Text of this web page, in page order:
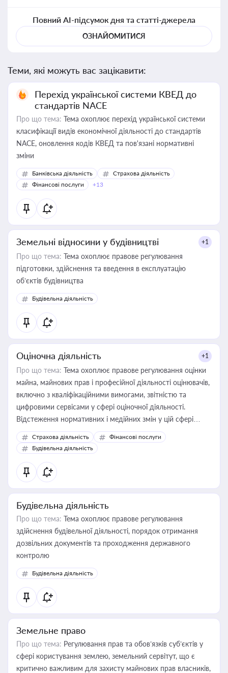
Повний AI-підсумок дня та статті-джерела
ОЗНАЙОМИТИСЯ
Теми, які можуть вас зацікавити:
Перехід української системи КВЕД до
стандартів NACE
Про що тема: Тема охоплює перехід української системи
класифікації видів економічної діяльності до стандартів
NACE, оновлення кодів КВЕД та пов'язані нормативні
зміни
Банківська діяльність
Страхова діяльність
Фінансові послуги
+13
Земельні відносини у будівництві +1
Про що тема: Тема охоплює правове регулювання
підготовки, здійснення та введення в експлуатацію
об’єктів будівництва
Будівельна діяльність
Оціночна діяльність +1
Про що тема: Тема охоплює правове регулювання оцінки
майна, майнових прав і професійної діяльності оцінювачів,
включно з кваліфікаційними вимогами, звітністю та
цифровими сервісами у сфері оціночної діяльності.
Відстеження нормативних і медійних змін у цій сфері
корисне для власника бізнесу, керівника, юриста або
бухгалтера під час оподаткування, приватизації, оренди
державного майна, корпоративних угод і перевірки
статусу суб'єктів оціночної діяльності
Страхова діяльність
Фінансові послуги
Будівельна діяльність
Будівельна діяльність
Про що тема: Тема охоплює правове регулювання
здійснення будівельної діяльності, порядок отримання
дозвільних документів та проходження державного
контролю
Будівельна діяльність
Земельне право
Про що тема: Регулювання прав та обов’язків суб’єктів у
сфері користування землею, земельний сервітут, що є
критично важливим для захисту майнових прав власників,